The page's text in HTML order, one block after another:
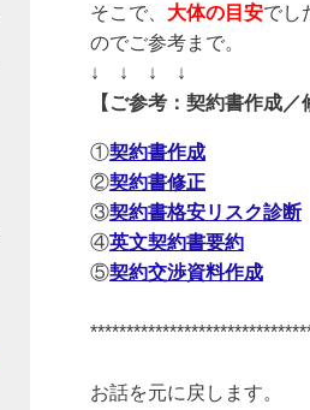
そこで、 大体の目安でし
のでご参考まで。
↓ ↓ ↓ ↓
【ご参考：契約書作成
①契約書作成
②契約書修正
③契約書格安リスク診断
④英文契約書要約
⑤契約交渉資料作成
お話を元に戻します。